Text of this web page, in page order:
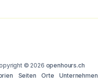
© 2026 openhours.ch
Seiten Orte
Unternehmen